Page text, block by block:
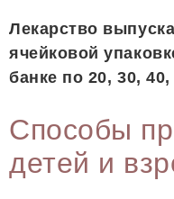
Лекарство
ячейковой
банке по 20, 30,
Способы
детей и